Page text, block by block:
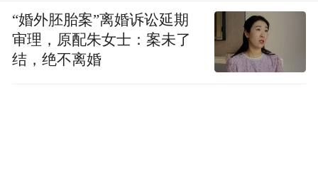
“婚外胚胎案”离婚诉讼延期
审理，原配朱女士：案未了
结，绝不离婚